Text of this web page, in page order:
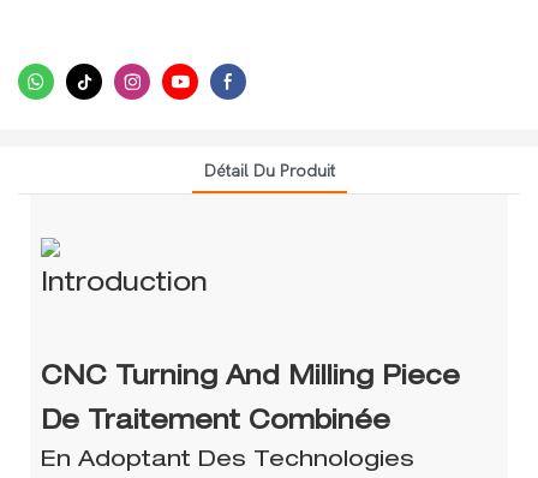
Détail Du Produit
Introduction
CNC Turning And Milling Piece
De Traitement Combinée
En Adoptant Des Technologies